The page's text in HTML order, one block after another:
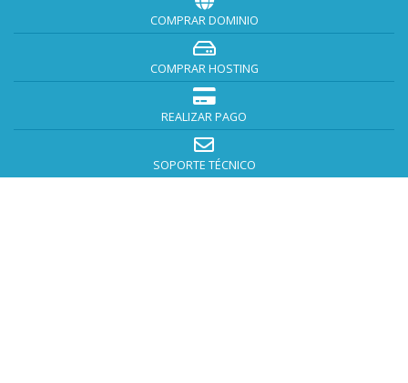
COMPRAR DOMINIO
COMPRAR HOSTING
REALIZAR PAGO
SOPORTE TÉCNICO